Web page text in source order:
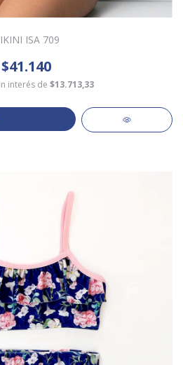
ISA 709
$41.140
interés de $13.713,33